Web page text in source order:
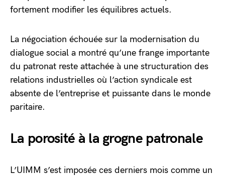
fortement modifier les équilibres actuels.
La négociation échouée sur la modernisation du
dialogue social a montré qu’une frange importante
du patronat reste attachée à une structuration des
relations industrielles où l’action syndicale est
absente de l’entreprise et puissante dans le monde
paritaire.
La porosité à la grogne patronale
L’UIMM s’est imposée ces derniers mois comme un